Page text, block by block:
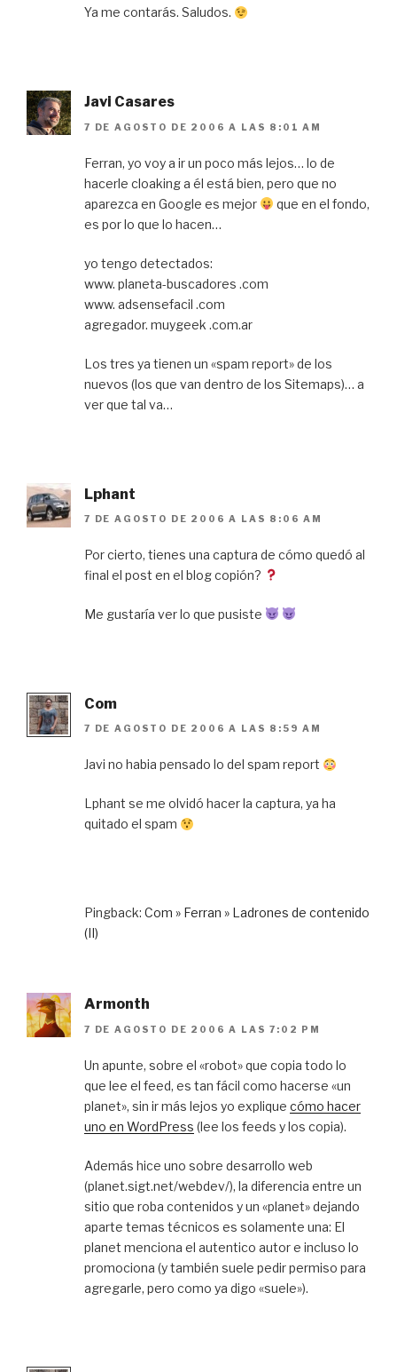
Ya me contarás. Saludos.
Javi Casares
7 DE AGOSTO DE 2006 A LAS 8:01 AM
Ferran, yo voy a ir un poco más lejos… lo de
hacerle cloaking a él está bien, pero que no
aparezca en Google es mejor
que en el fondo,
es por lo que lo hacen…
yo tengo detectados:
www. planeta-buscadores .com
www. adsensefacil .com
agregador. muygeek .com.ar
Los tres ya tienen un «spam report» de los
nuevos (los que van dentro de los Sitemaps)… a
ver que tal va…
Lphant
7 DE AGOSTO DE 2006 A LAS 8:06 AM
Por cierto, tienes una captura de cómo quedó al
final el post en el blog copión?
Me gustaría ver lo que pusiste
Com
7 DE AGOSTO DE 2006 A LAS 8:59 AM
Javi no habia pensado lo del spam report
Lphant se me olvidó hacer la captura, ya ha
quitado el spam
Pingback: Com » Ferran » Ladrones de contenido
(II)
Armonth
7 DE AGOSTO DE 2006 A LAS 7:02 PM
Un apunte, sobre el «robot» que copia todo lo
que lee el feed, es tan fácil como hacerse «un
planet», sin ir más lejos yo explique cómo hacer
uno en WordPress (lee los feeds y los copia).
Además hice uno sobre desarrollo web
(planet.sigt.net/webdev/), la diferencia entre un
sitio que roba contenidos y un «planet» dejando
aparte temas técnicos es solamente una: El
planet menciona el autentico autor e incluso lo
promociona (y también suele pedir permiso para
agregarle, pero como ya digo «suele»).